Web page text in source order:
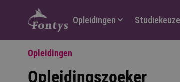
Hoofdmenu
Opleidingen Studiekeuze
Opleidingen
Opleidingszoeker